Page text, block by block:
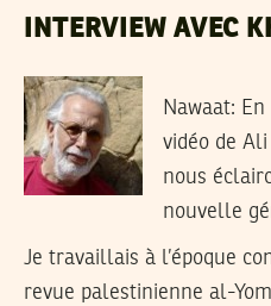
INTERVIEW AVEC
Nawaat:
vidéo de
nous
nouvelle
Je travaillais à l’époque
revue palestinienne al-